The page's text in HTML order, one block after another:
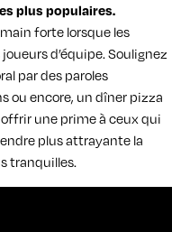
plus populaires.
forte lorsque les
d’équipe. Soulignez
par des paroles
ou encore, un dîner pizza
une prime à ceux qui
plus attrayante la
tranquilles.